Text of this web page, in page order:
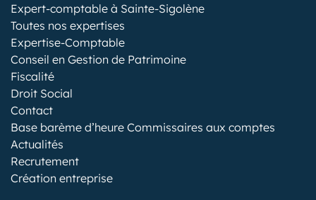
Expert-comptable à Sainte-Sigolène
Toutes nos expertises
Expertise-Comptable
Conseil en Gestion de Patrimoine
Fiscalité
Droit Social
Contact
Base barème d’heure Commissaires aux comptes
Actualités
Recrutement
Création entreprise